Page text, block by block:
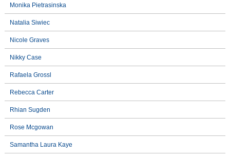
Monika Pietrasinska
Natalia Siwiec
Nicole Graves
Nikky Case
Rafaela Grossl
Rebecca Carter
Rhian Sugden
Rose Mcgowan
Samantha Laura Kaye